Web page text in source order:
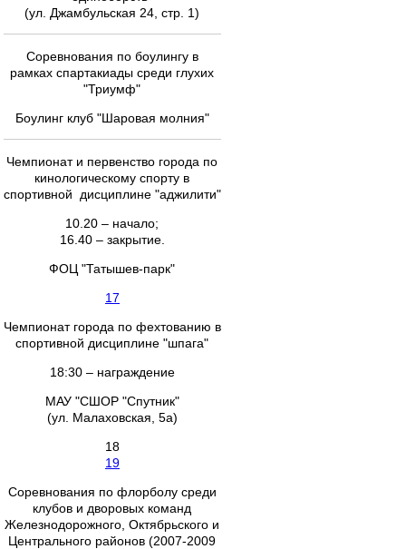
(ул. Джамбульская 24, стр. 1)
Соревнования по боулингу в
рамках спартакиады среди глухих
"Триумф"
Боулинг клуб "Шаровая молния"
Чемпионат и первенство города по
кинологическому спорту в
спортивной дисциплине "аджилити"
10.20 – начало;
16.40 – закрытие.
ФОЦ "Татышев-парк"
17
Чемпионат города по фехтованию в
спортивной дисциплине "шпага"
18:30 – награждение
МАУ "СШОР "Спутник"
(ул. Малаховская, 5а)
18
19
Соревнования по флорболу среди
клубов и дворовых команд
Железнодорожного, Октябрьского и
Центрального районов (2007-2009